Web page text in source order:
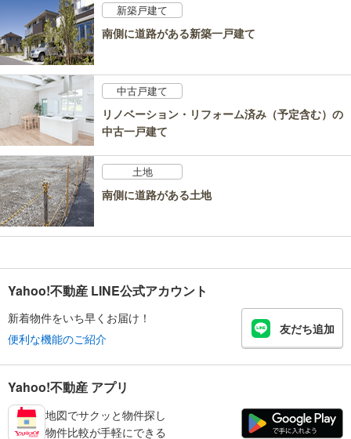
新築戸建て
南側に道路がある新築一戸建て
中古戸建て
リノベーション・リフォーム済み（予定含む）の
中古一戸建て
土地
南側に道路がある土地
Yahoo!不動産 LINE公式アカウント
新着物件をいち早くお届け！
便利な機能のご紹介
友だち追加
Yahoo!不動産 アプリ
地図でサクッと物件探し
物件比較が手軽にできる